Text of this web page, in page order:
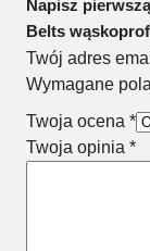
Napisz
Belts
Twój adres
Wymagane
Twoja ocena *
Twoja opinia *